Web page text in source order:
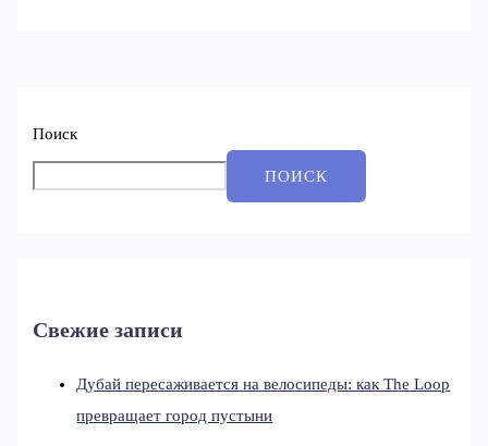
Поиск
ПОИСК
Свежие записи
Дубай пересаживается на велосипеды: как The Loop
превращает город пустыни